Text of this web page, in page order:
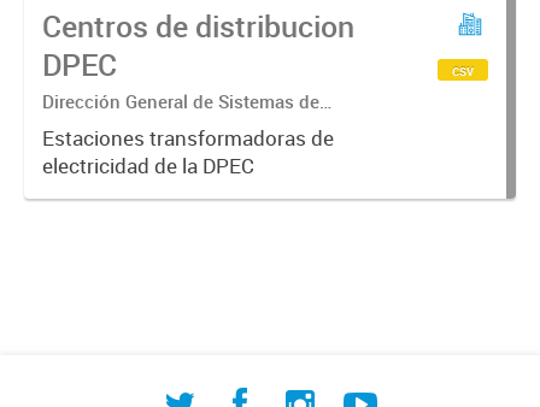
Centros de distribucion
DPEC
Dirección General de Sistemas de
Información Geográfica
Estaciones transformadoras de
electricidad de la DPEC
csv